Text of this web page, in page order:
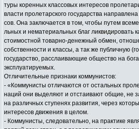
туры коренных классовых интересов
власти пролетарского государства
сов. Она заключается в том, чтобы путем
льных и нематериальных благ ликвидировать
стоимостной товарно-денежный обмен,
собственности и классы, а так же публичную
государство, расслаивающие общество на
эксплуатируемых.
Отличительные признаки коммунистов:
- «Коммунисты отличаются от остальных
наций они выделяют и отстаивают общие, не
на различных ступенях развития, через
интересов движения в целом.
- Коммунисты, следовательно, на практике